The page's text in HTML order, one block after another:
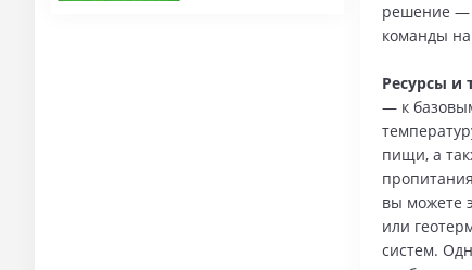
решение —
команды
Ресурсы и
— к
пищи, а
вы можете
или
систем.